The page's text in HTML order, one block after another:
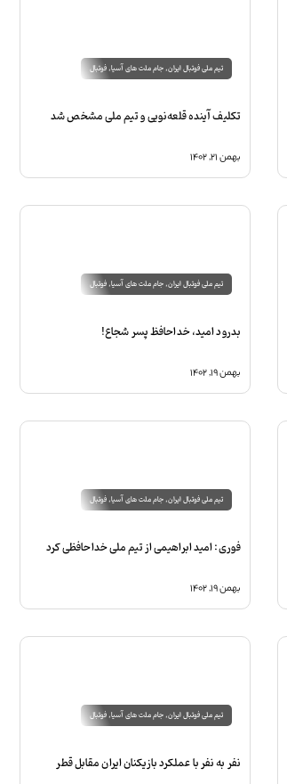
تیم ملی فوتبال ایران,جام ملت های آسیا,فوتبال
تکلیف آینده قلعه‌نویی و تیم ملی مشخص شد
بهمن ۲۱, ۱۴۰۲
تیم ملی فوتبال ایران,جام ملت های آسیا,فوتبال
بدرود امید، خداحافظ پسر شجاع!
بهمن ۱۹, ۱۴۰۲
تیم ملی فوتبال ایران,جام ملت های آسیا,فوتبال
فوری: امید ابراهیمی از تیم ملی خداحافظی کرد
بهمن ۱۹, ۱۴۰۲
تیم ملی فوتبال ایران,جام ملت های آسیا,فوتبال
نفر به نفر با عملکرد بازیکنان ایران مقابل قطر